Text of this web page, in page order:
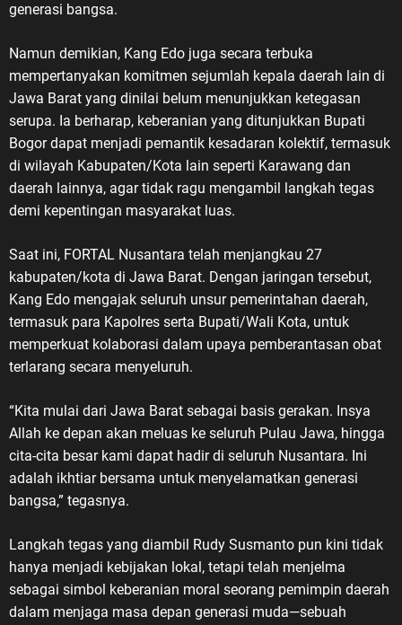
generasi bangsa.
Namun demikian, Kang Edo juga secara terbuka
mempertanyakan komitmen sejumlah kepala daerah lain di
Jawa Barat yang dinilai belum menunjukkan ketegasan
serupa. Ia berharap, keberanian yang ditunjukkan Bupati
Bogor dapat menjadi pemantik kesadaran kolektif, termasuk
di wilayah Kabupaten/Kota lain seperti Karawang dan
daerah lainnya, agar tidak ragu mengambil langkah tegas
demi kepentingan masyarakat luas.
Saat ini, FORTAL Nusantara telah menjangkau 27
kabupaten/kota di Jawa Barat. Dengan jaringan tersebut,
Kang Edo mengajak seluruh unsur pemerintahan daerah,
termasuk para Kapolres serta Bupati/Wali Kota, untuk
memperkuat kolaborasi dalam upaya pemberantasan obat
terlarang secara menyeluruh.
“Kita mulai dari Jawa Barat sebagai basis gerakan. Insya
Allah ke depan akan meluas ke seluruh Pulau Jawa, hingga
cita-cita besar kami dapat hadir di seluruh Nusantara. Ini
adalah ikhtiar bersama untuk menyelamatkan generasi
bangsa,” tegasnya.
Langkah tegas yang diambil Rudy Susmanto pun kini tidak
hanya menjadi kebijakan lokal, tetapi telah menjelma
sebagai simbol keberanian moral seorang pemimpin daerah
dalam menjaga masa depan generasi muda—sebuah